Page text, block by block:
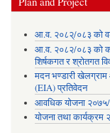
आ.व. २०८२्/०८३ को
आ.व. २०८२/०८३ को
शिर्षकगत र श्रोतगत
मदन भण्डारी खेलग्राम
(EIA) प्रतिवेदन
आवधिक योजना
योजना तथा कार्यक्रम